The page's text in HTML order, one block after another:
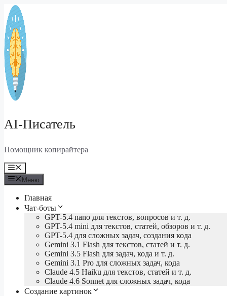
Перейти
содержимому
AI-Писатель
Помощник копирайтера
Меню
Меню
Главная
Чат-боты
GPT-5.4 nano для текстов, вопросов и т. д.
GPT-5.4 mini для текстов, статей, обзоров и т. д.
GPT-5.4 для сложных задач, создания кода
Gemini 3.1 Flash для текстов, статей и т. д.
Gemini 3.5 Flash для задач, кода и т. д.
Gemini 3.1 Pro для сложных задач, кода
Claude 4.5 Haiku для текстов, статей и т. д.
Claude 4.6 Sonnet для сложных задач, кода
Создание картинок